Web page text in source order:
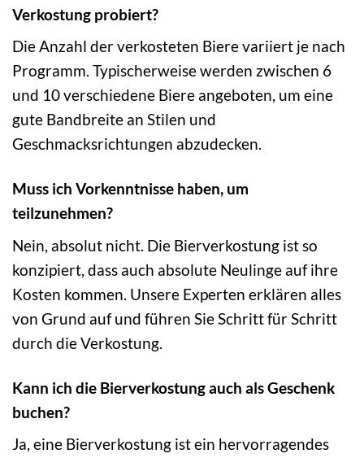
Verkostung probiert?
Die Anzahl der verkosteten Biere variiert je nach
Programm. Typischerweise werden zwischen 6
und 10 verschiedene Biere angeboten, um eine
gute Bandbreite an Stilen und
Geschmacksrichtungen abzudecken.
Muss ich Vorkenntnisse haben, um
teilzunehmen?
Nein, absolut nicht. Die Bierverkostung ist so
konzipiert, dass auch absolute Neulinge auf ihre
Kosten kommen. Unsere Experten erklären alles
von Grund auf und führen Sie Schritt für Schritt
durch die Verkostung.
Kann ich die Bierverkostung auch als Geschenk
buchen?
Ja, eine Bierverkostung ist ein hervorragendes